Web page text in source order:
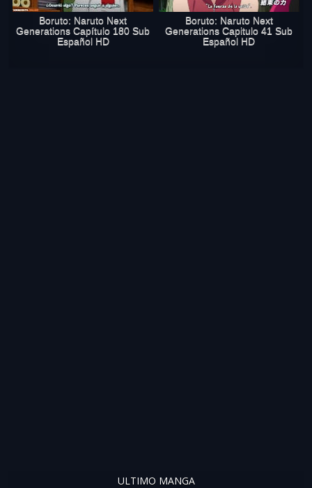
Boruto: Naruto Next
Generations Capítulo 180 Sub
Español HD
Boruto: Naruto Next
Generations Capitulo 41 Sub
Español HD
ULTIMO MANGA